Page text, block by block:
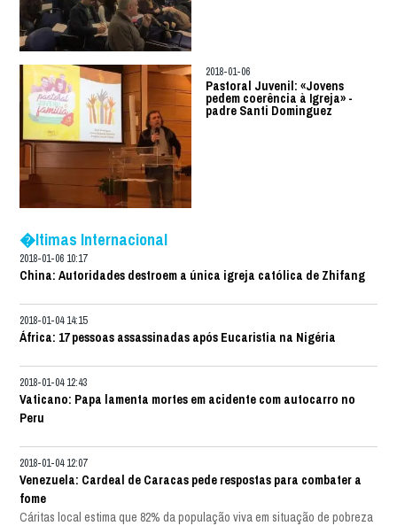
2018-01-06
Pastoral Juvenil: «Jovens
pedem coerência à Igreja» -
padre Santi Dominguez
�ltimas Internacional
2018-01-06 10:17
China: Autoridades destroem a única igreja católica de Zhifang
2018-01-04 14:15
África: 17 pessoas assassinadas após Eucaristia na Nigéria
2018-01-04 12:43
Vaticano: Papa lamenta mortes em acidente com autocarro no
Peru
2018-01-04 12:07
Venezuela: Cardeal de Caracas pede respostas para combater a
fome
Cáritas local estima que 82% da população viva em situação de pobreza